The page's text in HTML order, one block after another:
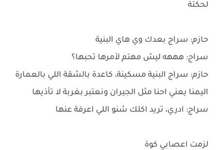
لحكتة
حازم: سراج بعدك وي هاي البنية
سراج: هههه ليش مهتم لأمرها تحبها؟
حازم: سراج البنية مسكينة، كاعدة بالشقة اللي بالعمارة
اليمنا يعني احنا مثل الجيران ونعتبر بغربة لا تأذيها
سراج: ادري، تريد اكلك شنو اللي اعرفة عنها
لزمت اعصابي كوة